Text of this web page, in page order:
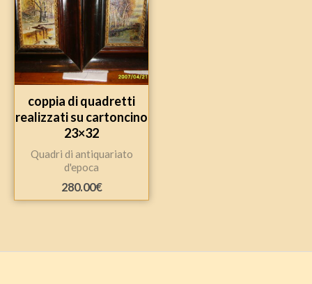
coppia di quadretti
realizzati su cartoncino
23×32
Quadri di antiquariato
d'epoca
280.00€